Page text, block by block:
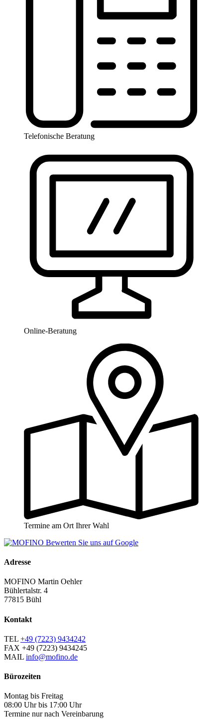
Telefonische Beratung
Online-Beratung
Termine am Ort Ihrer Wahl
Adresse
MOFINO Martin Oehler
Bühlertalstr. 4
77815 Bühl
Kontakt
TEL +49 (7223) 9434242
FAX +49 (7223) 9434245
MAIL info@mofino.de
Bürozeiten
Montag bis Freitag
08:00 Uhr bis 17:00 Uhr
Termine nur nach Vereinbarung